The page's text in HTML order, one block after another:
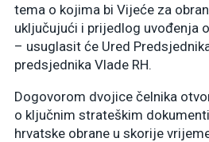
tema o kojima bi Vijeće za
uključujući i prijedlog uvođenja
– usuglasit će Ured
predsjednika Vlade RH.
Dogovorom dvojice čelnika
o ključnim strateškim
hrvatske obrane u skorije